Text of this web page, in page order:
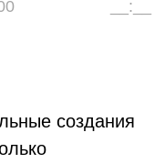
__:__
создания